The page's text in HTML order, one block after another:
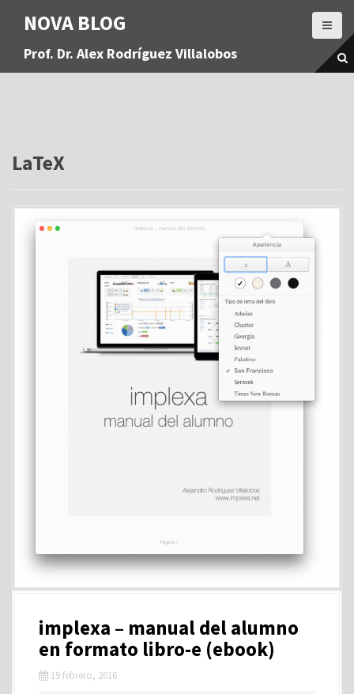
a
NOVA BLOG
Prof. Dr. Alex Rodríguez Villalobos
LaTeX
implexa – manual del alumno
en formato libro-e (ebook)
19 febrero, 2016